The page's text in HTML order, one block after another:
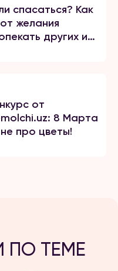
спасаться? Как
желания
других и
от
8 Марта
про цветы!
ПО ТЕМЕ